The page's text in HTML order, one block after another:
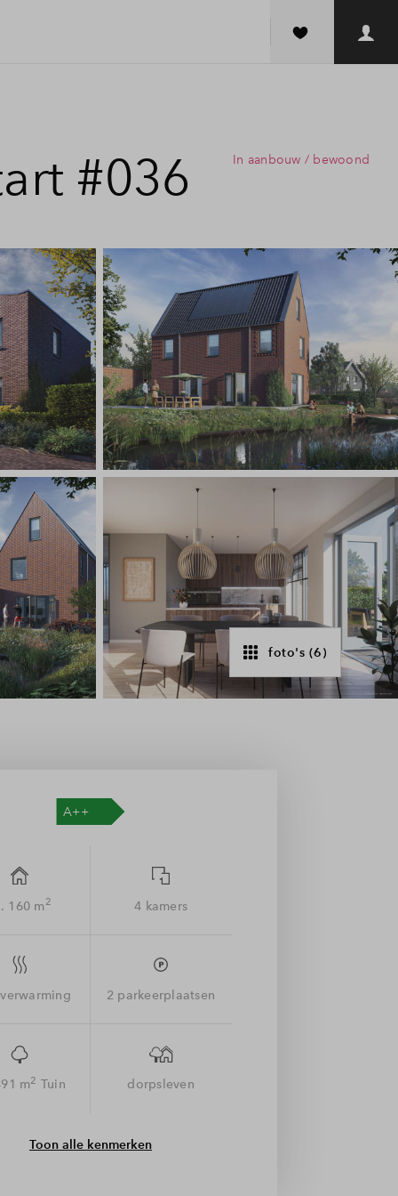
#036 In aanbouw / bewoond
foto's (6)
160 m2 4 kamers
2 parkeerplaatsen
m2 Tuin dorpsleven
Toon alle kenmerken